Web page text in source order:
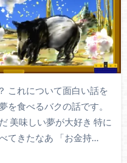
これについて面白い話を
を食べるバクの話です。
美味しい夢が大好き 特に
てきたなあ 「お金持…